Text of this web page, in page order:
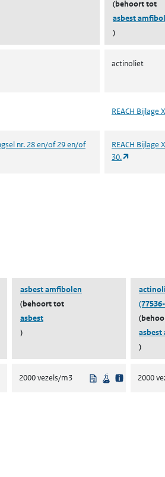
(behoort tot
asbest
)
actinoliet
REACH Bijlage
nr. 28 en/of 29 en/of
REACH
30.
asbest amfibolen
(behoort tot
asbest
)
asbest
)
2000 vezels/m3 Uit regelgeving
2000